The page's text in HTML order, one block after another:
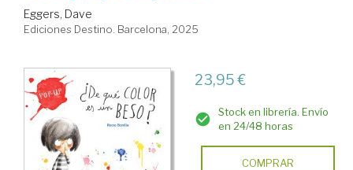
Eggers, Dave
Ediciones Destino. Barcelona, 2025
23,95 €
Stock en librería. Envío
en 24/48 horas
COMPRAR